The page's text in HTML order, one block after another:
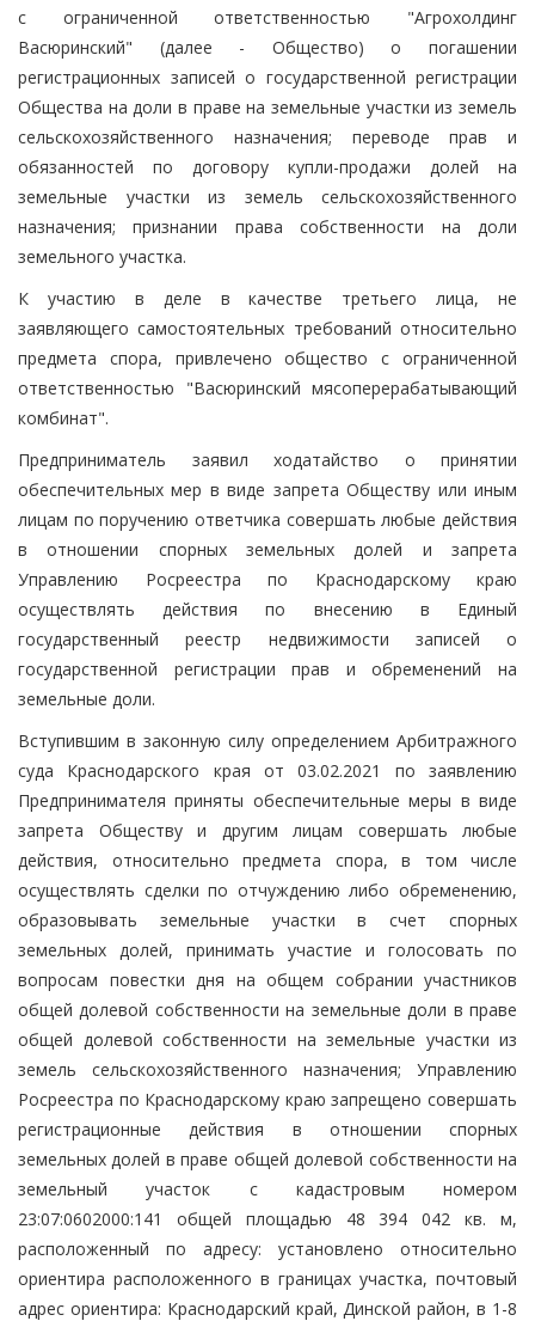
с ограниченной ответственностью "Агрохолдинг
Васюринский" (далее - Общество) о погашении
регистрационных записей о государственной регистрации
Общества на доли в праве на земельные участки из земель
сельскохозяйственного назначения; переводе прав и
обязанностей по договору купли-продажи долей на
земельные участки из земель сельскохозяйственного
назначения; признании права собственности на доли
земельного участка.
К участию в деле в качестве третьего лица, не
заявляющего самостоятельных требований относительно
предмета спора, привлечено общество с ограниченной
ответственностью "Васюринский мясоперерабатывающий
комбинат".
Предприниматель заявил ходатайство о принятии
обеспечительных мер в виде запрета Обществу или иным
лицам по поручению ответчика совершать любые действия
в отношении спорных земельных долей и запрета
Управлению Росреестра по Краснодарскому краю
осуществлять действия по внесению в Единый
государственный реестр недвижимости записей о
государственной регистрации прав и обременений на
земельные доли.
Вступившим в законную силу определением Арбитражного
суда Краснодарского края от 03.02.2021 по заявлению
Предпринимателя приняты обеспечительные меры в виде
запрета Обществу и другим лицам совершать любые
действия, относительно предмета спора, в том числе
осуществлять сделки по отчуждению либо обременению,
образовывать земельные участки в счет спорных
земельных долей, принимать участие и голосовать по
вопросам повестки дня на общем собрании участников
общей долевой собственности на земельные доли в праве
общей долевой собственности на земельные участки из
земель сельскохозяйственного назначения; Управлению
Росреестра по Краснодарскому краю запрещено совершать
регистрационные действия в отношении спорных
земельных долей в праве общей долевой собственности на
земельный участок с кадастровым номером
23:07:0602000:141 общей площадью 48 394 042 кв. м,
расположенный по адресу: установлено относительно
ориентира расположенного в границах участка, почтовый
адрес ориентира: Краснодарский край, Динской район, в 1-8